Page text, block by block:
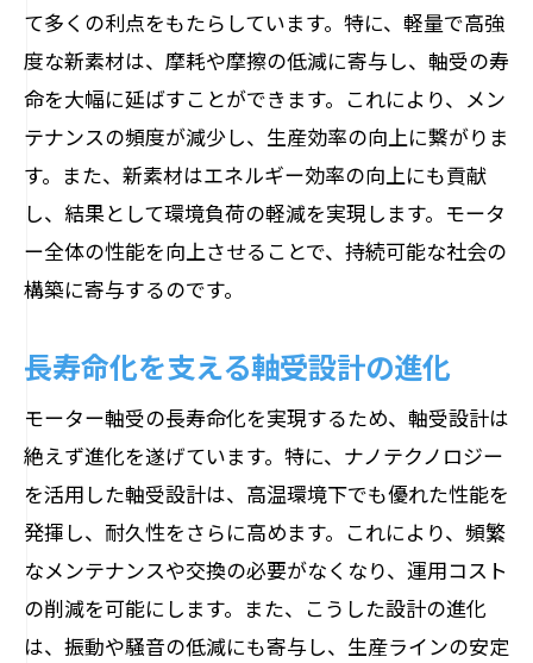
て多くの利点をもたらしています。特に、軽量で高強
度な新素材は、摩耗や摩擦の低減に寄与し、軸受の寿
命を大幅に延ばすことができます。これにより、メン
テナンスの頻度が減少し、生産効率の向上に繋がりま
す。また、新素材はエネルギー効率の向上にも貢献
し、結果として環境負荷の軽減を実現します。モータ
ー全体の性能を向上させることで、持続可能な社会の
構築に寄与するのです。
長寿命化を支える軸受設計の進化
モーター軸受の長寿命化を実現するため、軸受設計は
絶えず進化を遂げています。特に、ナノテクノロジー
を活用した軸受設計は、高温環境下でも優れた性能を
発揮し、耐久性をさらに高めます。これにより、頻繁
なメンテナンスや交換の必要がなくなり、運用コスト
の削減を可能にします。また、こうした設計の進化
は、振動や騒音の低減にも寄与し、生産ラインの安定